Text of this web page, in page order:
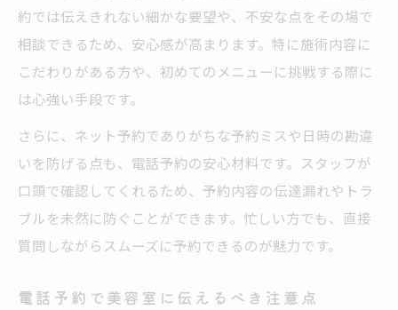
約では伝えきれない細かな要望や、不安な点をその場で
相談できるため、安心感が高まります。特に施術内容に
こだわりがある方や、初めてのメニューに挑戦する際に
は心強い手段です。
さらに、ネット予約でありがちな予約ミスや日時の勘違
いを防げる点も、電話予約の安心材料です。スタッフが
口頭で確認してくれるため、予約内容の伝達漏れやトラ
ブルを未然に防ぐことができます。忙しい方でも、直接
質問しながらスムーズに予約できるのが魅力です。
電話予約で美容室に伝えるべき注意点